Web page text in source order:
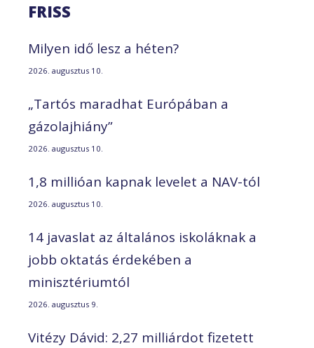
FRISS
Milyen idő lesz a héten?
2026. augusztus 10.
„Tartós maradhat Európában a
gázolajhiány”
2026. augusztus 10.
1,8 millióan kapnak levelet a NAV-tól
2026. augusztus 10.
14 javaslat az általános iskoláknak a
jobb oktatás érdekében a
minisztériumtól
2026. augusztus 9.
Vitézy Dávid: 2,27 milliárdot fizetett